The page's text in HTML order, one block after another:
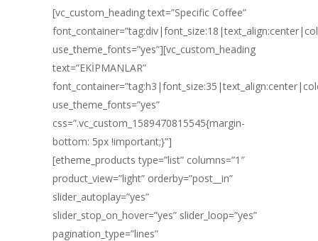
[vc_custom_heading text=”Specific Coffee”
use_theme_fonts=”yes”][vc_custom_heading
text=”EKİPMANLAR”
use_theme_fonts=”yes”
css=”.vc_custom_1589470815545{margin-
bottom: 5px !important;}”]
[etheme_products type=”list” columns=”1″
product_view=”light” orderby=”post__in”
slider_autoplay=”yes”
slider_stop_on_hover=”yes” slider_loop=”yes”
pagination_type=”lines”